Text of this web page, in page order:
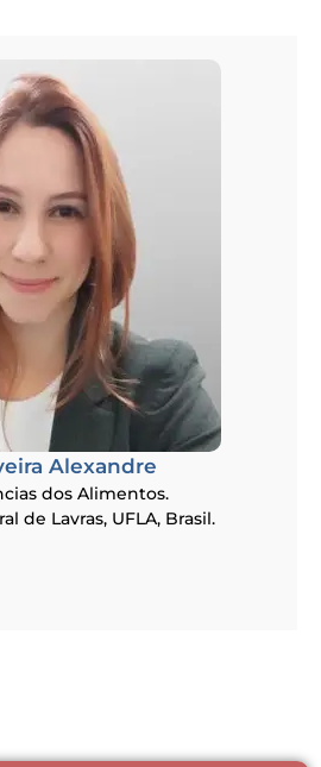
Alexandre
dos Alimentos.
de Lavras, UFLA, Brasil.